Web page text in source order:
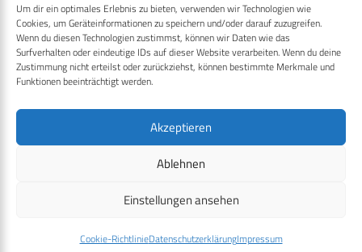
Um dir ein optimales Erlebnis zu bieten, verwenden wir Technologien wie
Cookies, um Geräteinformationen zu speichern und/oder darauf zuzugreifen.
Wenn du diesen Technologien zustimmst, können wir Daten wie das
Surfverhalten oder eindeutige IDs auf dieser Website verarbeiten. Wenn du deine
Zustimmung nicht erteilst oder zurückziehst, können bestimmte Merkmale und
Funktionen beeinträchtigt werden.
Akzeptieren
Ablehnen
Einstellungen ansehen
Cookie-RichtlinieDatenschutzerklärungImpressum
RECHTLICHES
Datenschutzerklärung
Cookie-Richtlinie (EU)
© 2026 CPM GmbH – Alle Rechte vorbehalten